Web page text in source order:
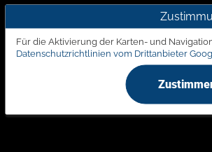
Für die Aktivierung der Karten- und
Datenschutzrichtlinien vom Drittanbieter